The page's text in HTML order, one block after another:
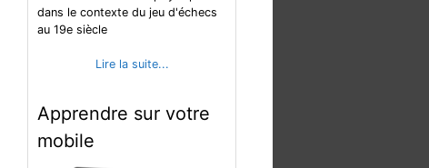
dans le contexte du jeu d'échecs
au 19e siècle
Lire la suite...
Apprendre sur votre
mobile